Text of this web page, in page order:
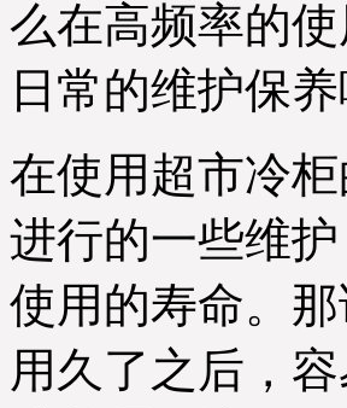
么在高频率的
日常的维护保养
在使用超市冷
进行的一些维
使用的寿命。
用久了之后，